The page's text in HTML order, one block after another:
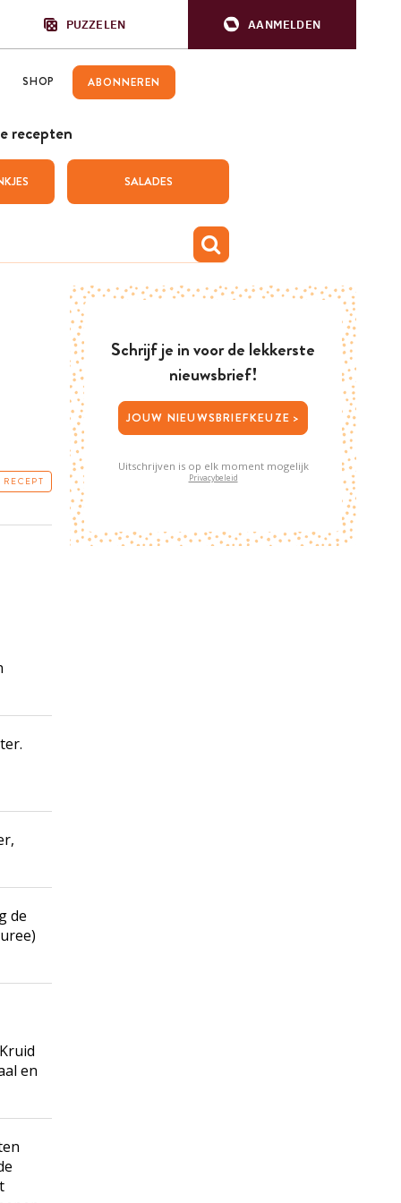
PUZZELEN AANMELDEN
SHOP ABONNEREN
recepten
SALADES
de
en
Schrijf je in voor de lekkerste
nieuwsbrief!
JOUW NIEUWSBRIEFKEUZE >
Uitschrijven is op elk moment mogelijk
Privacybeleid